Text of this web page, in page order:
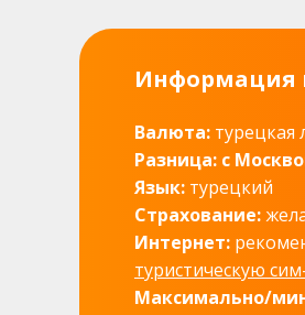
Информация
Валюта: турецкая
Разница: с
Язык: турецкий
Страхование:
Интернет:
туристическую
Максимально/